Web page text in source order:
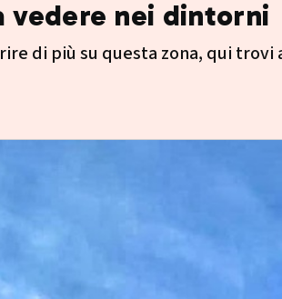
vedere nei dintorni
di più su questa zona, qui